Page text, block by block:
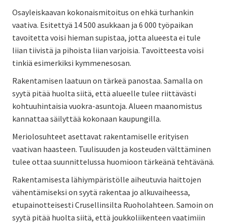
Osayleiskaavan kokonaismitoitus on ehkä turhankin
vaativa. Esitettyä 14 500 asukkaan ja 6 000 työpaikan
tavoitetta voisi hieman supistaa, jotta alueesta ei tule
liian tiivistä ja pihoista liian varjoisia. Tavoitteesta voisi
tinkiä esimerkiksi kymmenesosan.
Rakentamisen laatuun on tärkeä panostaa. Samalla on
syytä pitää huolta siitä, että alueelle tulee riittävästi
kohtuuhintaisia vuokra-asuntoja. Alueen maanomistus
kannattaa säilyttää kokonaan kaupungilla.
Meriolosuhteet asettavat rakentamiselle erityisen
vaativan haasteen. Tuulisuuden ja kosteuden välttäminen
tulee ottaa suunnittelussa huomioon tärkeänä tehtävänä.
Rakentamisesta lähiympäristölle aiheutuvia haittojen
vähentämiseksi on syytä rakentaa jo alkuvaiheessa,
etupainotteisesti Crusellinsilta Ruoholahteen. Samoin on
syytä pitää huolta siitä, että joukkoliikenteen vaatimiin